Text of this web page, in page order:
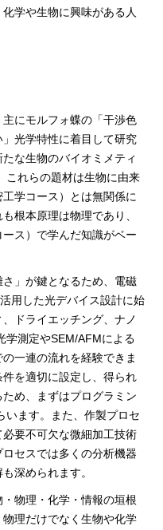
学や生物に興味がある人
にモルフォ蝶の「干渉色
光学特性に着目して研究
な生物のバイオミメティ
これらの題材は生物に由来
学コース）とは無関係に
根本原理は物理であり、
ス）で学んだ知識がベー
」が鍵となるため、電磁
用した光デバイス設計に始
ドライエッチング、ナノ
学測定やSEM/AFMによる
一連の流れを経験できま
を適切に設定し、得られ
め、まずはプログラミン
います。また、作製プロセ
要不可欠な微細加工技術
セスでは多くの分析機器
深められます。
物理・化学・情報の垣根
理だけでなく生物や化学